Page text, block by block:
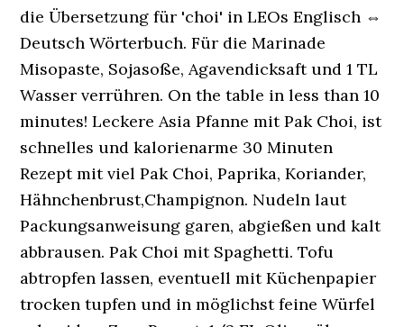
die Übersetzung für 'choi' in LEOs Englisch ⇔
Deutsch Wörterbuch. Für die Marinade
Misopaste, Sojasoße, Agavendicksaft und 1 TL
Wasser verrühren. On the table in less than 10
minutes! Leckere Asia Pfanne mit Pak Choi, ist
schnelles und kalorienarme 30 Minuten
Rezept mit viel Pak Choi, Paprika, Koriander,
Hähnchenbrust,Champignon. Nudeln laut
Packungsanweisung garen, abgießen und kalt
abbrausen. Pak Choi mit Spaghetti. Tofu
abtropfen lassen, eventuell mit Küchenpapier
trocken tupfen und in möglichst feine Würfel